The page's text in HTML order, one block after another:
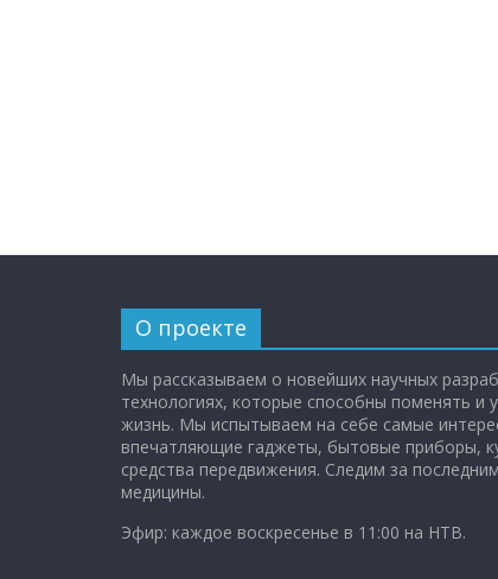
О проекте
Мы рассказываем о новейших научных
технологиях, которые способны поменять и
жизнь. Мы испытываем на себе самые
впечатляющие гаджеты, бытовые приборы,
средства передвижения. Следим за
медицины.
Эфир: каждое воскресенье в 11:00 на НТВ.